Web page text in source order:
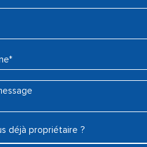
:
:
déjà propriétaire ?